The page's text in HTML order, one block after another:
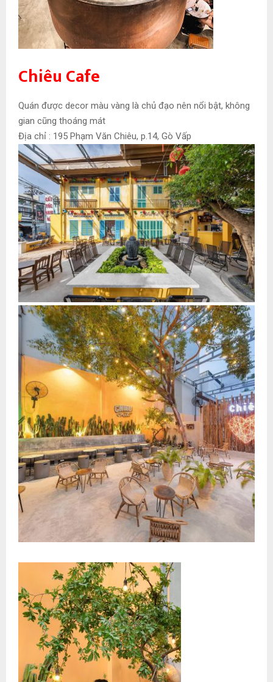
Chiêu Cafe
Quán được decor màu vàng là chủ đạo nên nổi bật, không
gian cũng thoáng mát
Địa chỉ : 195 Phạm Văn Chiêu, p.14, Gò Vấp